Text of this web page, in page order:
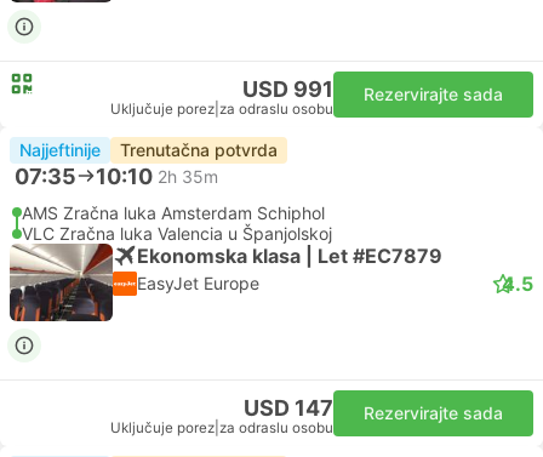
USD 991
Uključuje porez za odraslu osobu
Rezervirajte sada
Najjeftinije Trenutačna potvrda
07:35 10:10 2h 35m
AMS Zračna luka Amsterdam Schiphol
VLC Zračna luka Valencia u Španjolskoj
Ekonomska klasa | Let #EC7879
EasyJet Europe 4.5
USD 147
Uključuje porez za odraslu osobu
Rezervirajte sada